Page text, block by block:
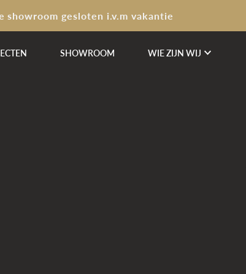
showroom gesloten i.v.m vakantie
SHOWROOM WIE ZIJN WIJ